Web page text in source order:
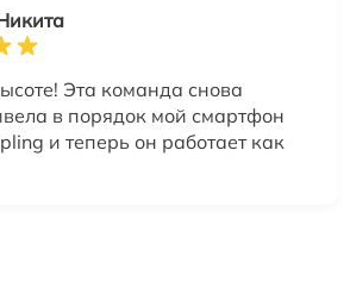
Эта команда снова
в порядок мой смартфон
и теперь он работает как